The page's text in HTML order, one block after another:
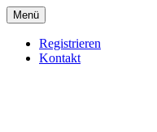
Menü
Registrieren
Kontakt